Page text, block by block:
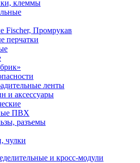
клеммы
Fischer, Промрукав
перчатки
ленты
и аксессуары
ПВХ
разъемы
чулки
и кросс-модули